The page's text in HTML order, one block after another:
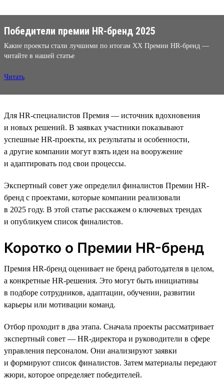
Победители премии HR-бренд 2025
Какие проекты стали лучшими по итогам XX Премии HR-бренд —
читайте в нашей статье
Читать
Для HR-специалистов Премия — источник вдохновения
и новых решений. В заявках участники показывают
успешные HR-проекты, их результаты и особенности,
а другие компании могут взять идеи на вооружение
и адаптировать под свои процессы.
Экспертный совет уже определил финалистов Премии HR-
бренд с проектами, которые компании реализовали
в 2025 году. В этой статье расскажем о ключевых трендах
и опубликуем список финалистов.
Коротко о Премии HR-бренд
Премия HR-бренд оценивает не бренд работодателя в целом,
а конкретные HR-решения. Это могут быть инициативы
в подборе сотрудников, адаптации, обучении, развитии
карьеры или мотивации команд.
Отбор проходит в два этапа. Сначала проекты рассматривает
экспертный совет — HR-директора и руководители в сфере
управления персоналом. Они анализируют заявки
и формируют список финалистов. Затем материалы передают
жюри, которое определяет победителей.